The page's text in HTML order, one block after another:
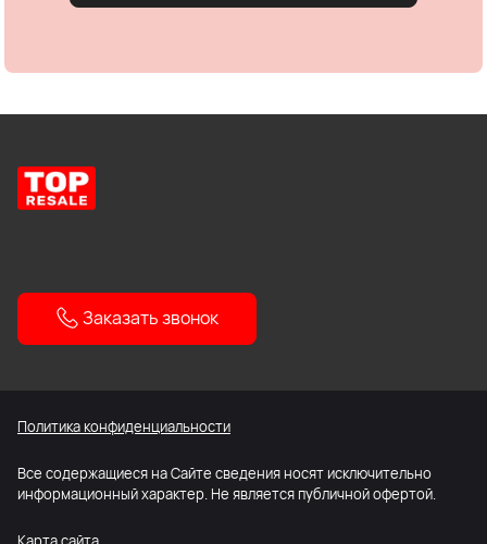
Заказать звонок
Политика конфиденциальности
Все содержащиеся на Сайте сведения носят исключительно
информационный характер. Не является публичной офертой.